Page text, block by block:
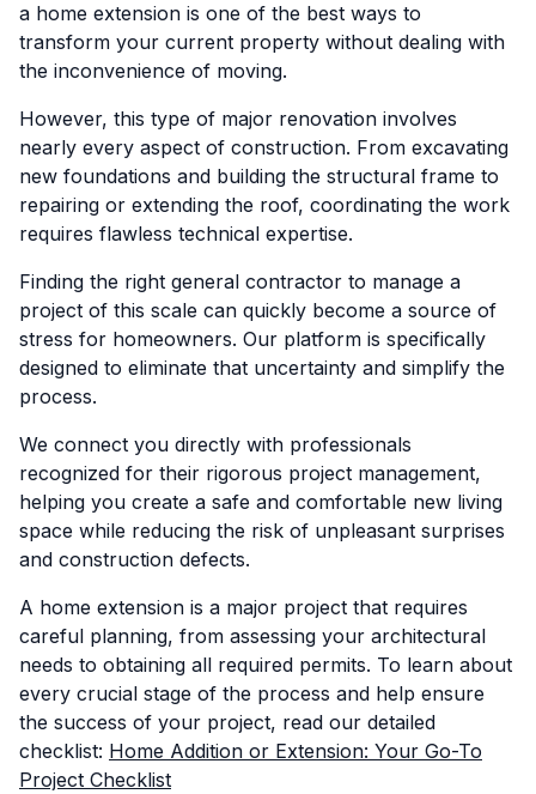
a home extension is one of the best ways to
transform your current property without dealing with
the inconvenience of moving.
However, this type of major renovation involves
nearly every aspect of construction. From excavating
new foundations and building the structural frame to
repairing or extending the roof, coordinating the work
requires flawless technical expertise.
Finding the right general contractor to manage a
project of this scale can quickly become a source of
stress for homeowners. Our platform is specifically
designed to eliminate that uncertainty and simplify the
process.
We connect you directly with professionals
recognized for their rigorous project management,
helping you create a safe and comfortable new living
space while reducing the risk of unpleasant surprises
and construction defects.
A home extension is a major project that requires
careful planning, from assessing your architectural
needs to obtaining all required permits. To learn about
every crucial stage of the process and help ensure
the success of your project, read our detailed
checklist: Home Addition or Extension: Your Go-To
Project Checklist